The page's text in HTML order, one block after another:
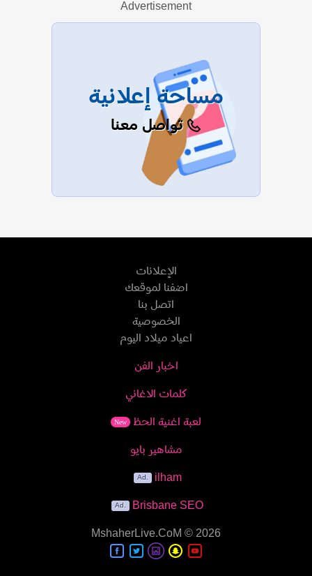
عرض الكل
Advertisement
مساحة إعلانية
تواصل معنا
الإعلانات
اضفنا لموقعك
اتصل بنا
الخصوصية
اعياد ميلاد اليوم
اخبار الفن
كلمات الاغاني
لعبة اغنية الحظ New
مشاهير بايو
ilham
Brisbane SEO
MshaherLive.CoM © 2026